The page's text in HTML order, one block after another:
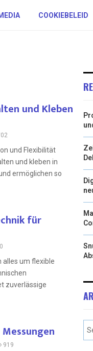
COOKIEBELEID
und Kleben
und Flexibilität
und kleben in
ermöglichen so
für
alles um flexible
zuverlässige
919